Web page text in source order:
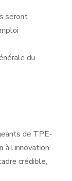
seront
du
de TPE-
à l’innovation.
crédible,